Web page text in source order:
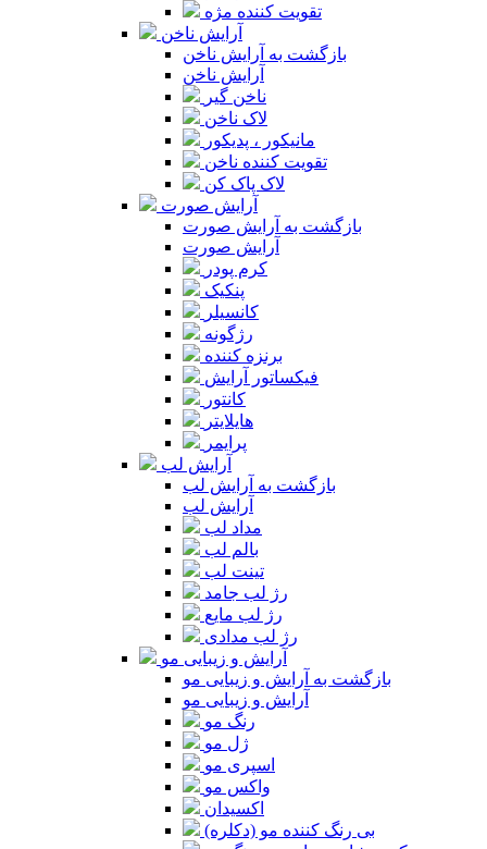
تقویت کننده مژه
آرایش ناخن
بازگشت به آرایش ناخن
آرایش ناخن
ناخن گیر
لاک ناخن
مانیکور ، پدیکور
تقویت کننده ناخن
لاک پاک کن
آرایش صورت
بازگشت به آرایش صورت
آرایش صورت
کرم پودر
پنکیک
کانسیلر
رژگونه
برنزه کننده
فیکساتور آرایش
کانتور
هایلایتر
پرایمر
آرایش لب
بازگشت به آرایش لب
آرایش لب
مداد لب
بالم لب
تینت لب
رژ لب جامد
رژ لب مایع
رژ لب مدادی
آرایش و زیبایی مو
بازگشت به آرایش و زیبایی مو
آرایش و زیبایی مو
رنگ مو
ژل مو
اسپری مو
واکس مو
اکسیدان
بی رنگ کننده مو (دکلره)